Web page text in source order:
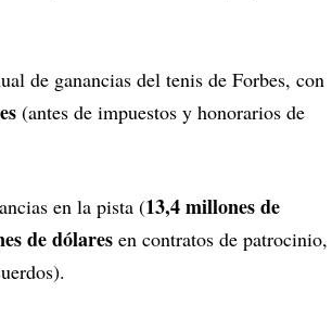
de ganancias del tenis de Forbes, con
(antes de impuestos y honorarios de
en la pista (13,4 millones de
de dólares en contratos de patrocinio,